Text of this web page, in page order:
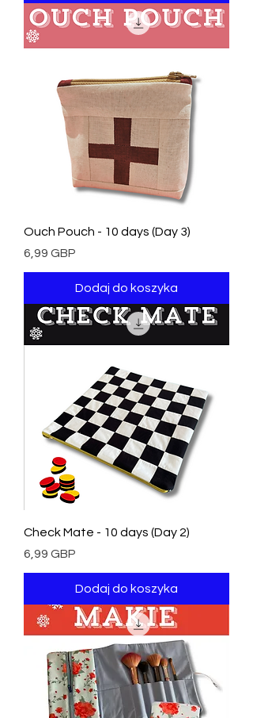
Ouch Pouch - 10 days (Day 3)
Cena
6,99 GBP
Dodaj do koszyka
Check Mate - 10 days (Day 2)
Cena
6,99 GBP
Dodaj do koszyka